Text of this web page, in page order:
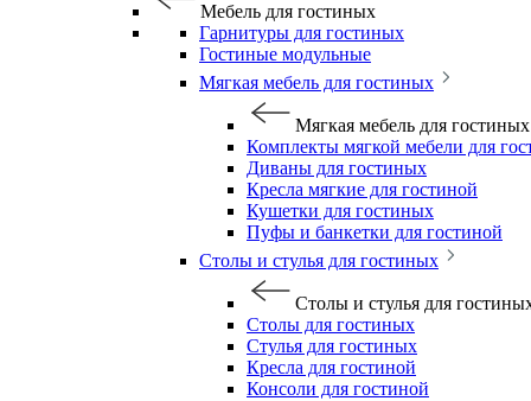
Мебель для гостиных
Гарнитуры для гостиных
Гостиные модульные
Мягкая мебель для гостиных
Мягкая мебель для гостиных
Комплекты мягкой мебели для
Диваны для гостиных
Кресла мягкие для гостиной
Кушетки для гостиных
Пуфы и банкетки для гостиной
Столы и стулья для гостиных
Столы и стулья для
Столы для гостиных
Стулья для гостиных
Кресла для гостиной
Консоли для гостиной